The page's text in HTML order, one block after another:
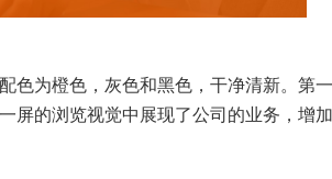
色为橙色，灰色和黑色，干净清新。第
屏的浏览视觉中展现了公司的业务，增